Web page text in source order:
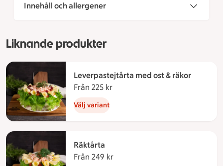
Innehåll och allergener
Liknande produkter
Leverpastejtårta med ost & räkor
Från 225 kr
Välj variant
Räktårta
Från 249 kr